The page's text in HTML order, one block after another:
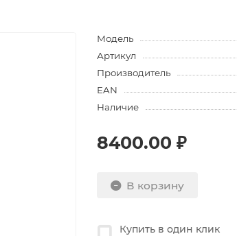
Модель
Артикул
Производитель
EAN
Наличие
8400.00 ₽
В корзину
Купить в один клик